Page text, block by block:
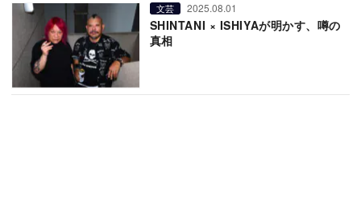
文芸 2025.08.01
SHINTANI × ISHIYAが明かす、噂の
真相